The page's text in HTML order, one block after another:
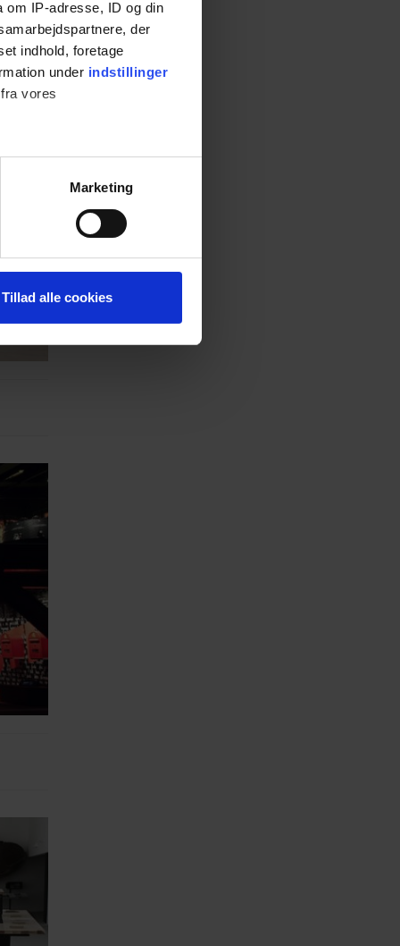
IP-adresse, ID og din
der
indhold, foretage
under indstillinger
vores
for sociale medier,
Marketing
Tillad alle cookies